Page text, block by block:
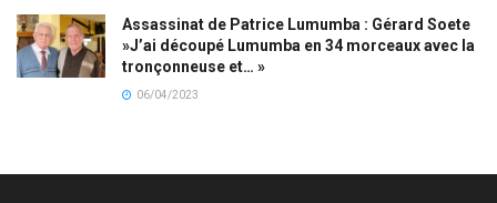
Assassinat de Patrice Lumumba : Gérard Soete
»J’ai découpé Lumumba en 34 morceaux avec la
tronçonneuse et… »
06/04/2023